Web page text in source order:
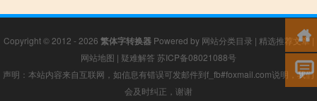
Copyright © 2012 - 2026 繁体字转换器Powered by 网站分类目录 | 精选推荐文章|
网站地图 | 疑难解答 苏ICP备08021088号
声明：本站内容来自互联网，如信息有错误可发邮件到f_fb#foxmail.com说明，我们
会及时纠正，谢谢